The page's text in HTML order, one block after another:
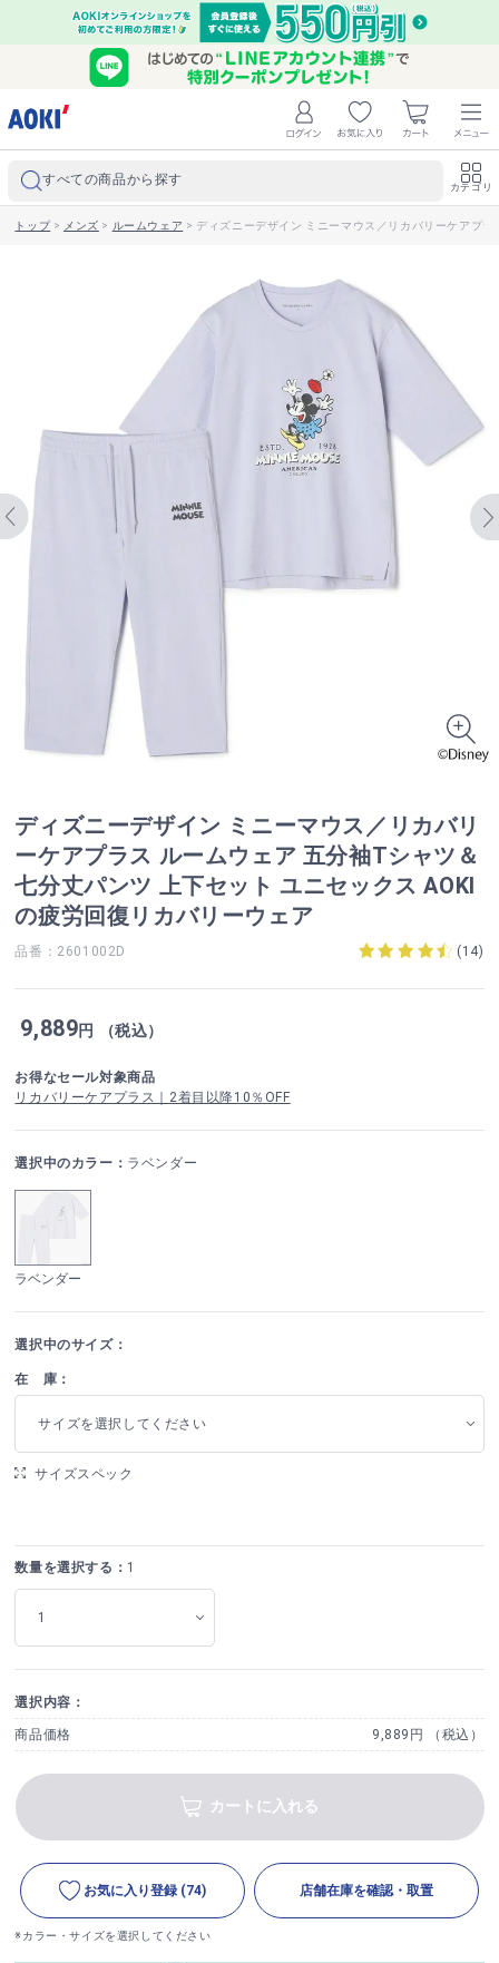
すべての商品から探す カテゴリ
トップ> メンズ > ルームウェア > ディズニーデザイン ミニーマウス／リカバリーケアプ
ディズニーデザイン ミニーマウス／リカバリ
ーケアプラス ルームウェア 五分袖Tシャツ＆
七分丈パンツ 上下セット ユニセックス AOKI
の疲労回復リカバリーウェア
品番：2601002D (14)
9,889円 （税込）
お得なセール対象商品
リカバリーケアプラス｜2着目以降10％OFF
選択中のカラー： ラベンダー
ラベンダー
選択中のサイズ：
在 庫：
サイズを選択してください
サイズスペック
数量を選択する： 1
選択内容：
商品価格 9,889円 （税込）
カートに入れる
お気に入り登録 (74) 店舗在庫を確認・取置
※カラー・サイズを選択してください